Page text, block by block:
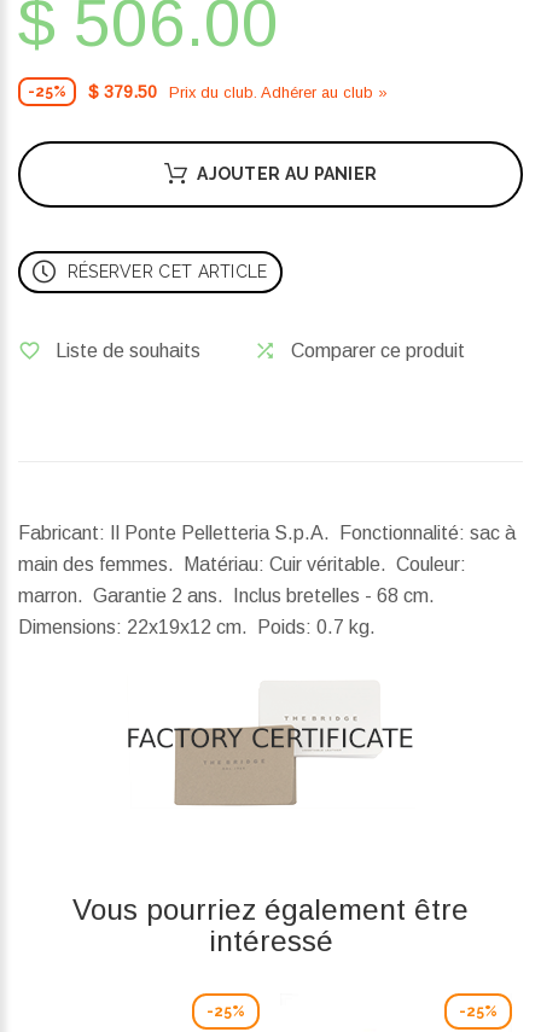
$ 506.00
-25% $ 379.50 Prix ​​du club. Adhérer au club »
AJOUTER AU PANIER
RÉSERVER CET ARTICLE
Liste de souhaits Comparer ce produit
Fabricant: Il Ponte Pelletteria S.p.A. Fonctionnalité: sac à
main des femmes. Matériau: Cuir véritable. Couleur:
marron. Garantie 2 ans. Inclus bretelles - 68 cm.
Dimensions: 22x19x12 cm. Poids: 0.7 kg.
Vous pourriez également être
intéressé
-25% -25%